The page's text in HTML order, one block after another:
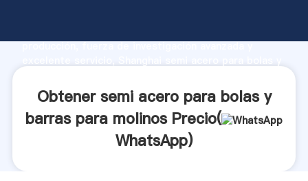
producción, fuerza de investigación avanzada y
valores a todos los clientes.
Obtener semi acero para bolas y
barras para molinos Precio(
WhatsApp)